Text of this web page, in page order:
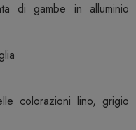
di gambe in alluminio
colorazioni lino, grigio